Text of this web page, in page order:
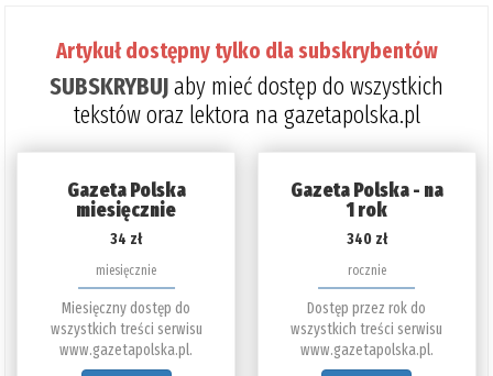
Artykuł dostępny tylko dla subskrybentów
SUBSKRYBUJaby mieć dostęp do wszystkich
tekstów oraz lektora na gazetapolska.pl
Gazeta Polska
miesięcznie
34 zł
miesięcznie
Miesięczny dostęp do
wszystkich treści serwisu
www.gazetapolska.pl.
Gazeta Polska - na
1 rok
340 zł
rocznie
Dostęp przez rok do
wszystkich treści serwisu
www.gazetapolska.pl.